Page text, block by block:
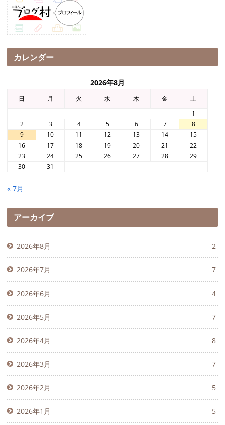
カレンダー
2026年8月
日 月 火 水 木 金
土
1
2
3 4 5 6 7
8
9
10 11 12 13 14
15
16
17 18 19 20 21
22
23
24 25 26 27 28
29
30
31
« 7月
アーカイブ
2026年8月 2
2026年7月 7
2026年6月 4
2026年5月 7
2026年4月 8
2026年3月 7
2026年2月 5
2026年1月 5